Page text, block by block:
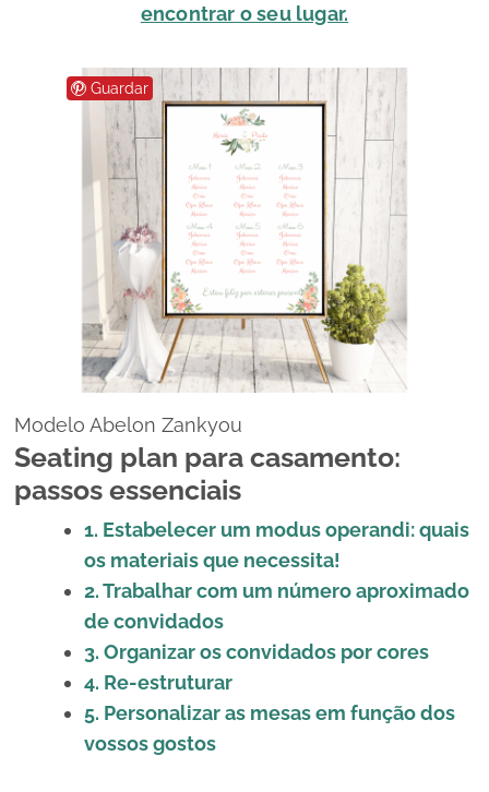
encontrar o seu lugar.
Guardar
Modelo Abelon Zankyou
Seating plan para casamento:
passos essenciais
1. Estabelecer um modus operandi: quais
os materiais que necessita!
2. Trabalhar com um número aproximado
de convidados
3. Organizar os convidados por cores
4. Re-estruturar
5. Personalizar as mesas em função dos
vossos gostos